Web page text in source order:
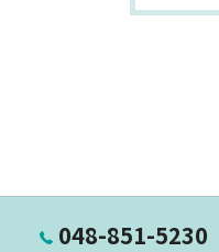
048-851-5230